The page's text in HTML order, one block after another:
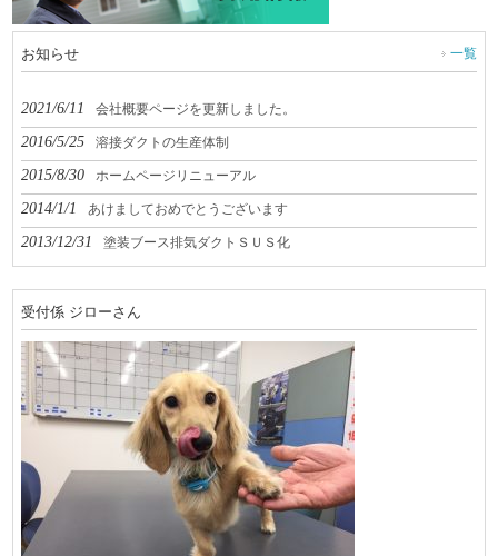
お知らせ 一覧
2021/6/11 会社概要ページを更新しました。
2016/5/25 溶接ダクトの生産体制
2015/8/30 ホームページリニューアル
2014/1/1 あけましておめでとうございます
2013/12/31 塗装ブース排気ダクトＳＵＳ化
受付係 ジローさん